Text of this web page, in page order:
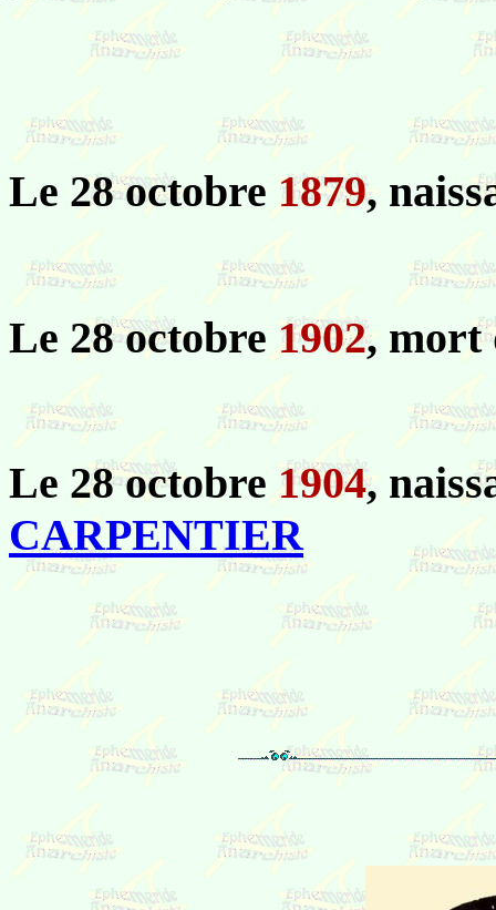
Le 28 octobre 1879,
Le 28 octobre 1902, mort
Le 28 octobre 1904,
CARPENTIER